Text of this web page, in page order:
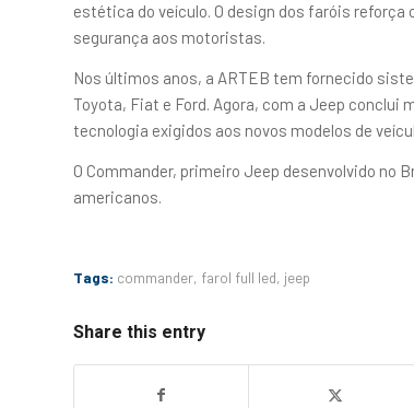
estética do veículo. O design dos faróis
segurança aos motoristas.
Nos últimos anos, a ARTEB tem fornecido
Toyota, Fiat e Ford. Agora, com a Jeep
tecnologia exigidos aos novos modelos de
O Commander, primeiro Jeep desenvolvido no
americanos.
Tags: commander, farol full led, jeep
Share this entry